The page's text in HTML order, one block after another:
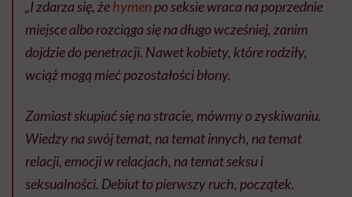
„I zdarza się, żehymenpo seksie wraca na poprzednie
miejsce albo rozciąga się na długo wcześniej, zanim
dojdzie do penetracji. Nawet kobiety, które rodziły,
wciąż mogą mieć pozostałości błony.
Zamiast skupiać się na stracie, mówmy o zyskiwaniu.
Wiedzy na swój temat, na temat innych, na temat
relacji, emocji w relacjach, na temat seksu i
seksualności. Debiut to pierwszy ruch, początek.